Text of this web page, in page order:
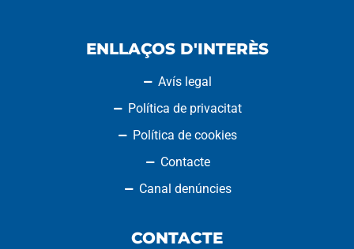
ENLLAÇOS D'INTERÈS
Avís legal
Política de privacitat
Política de cookies
Contacte
Canal denúncies
CONTACTE